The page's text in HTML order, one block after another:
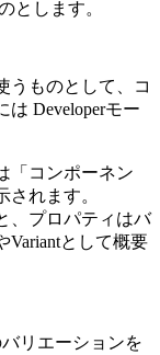
とします。
うものとして、コ
は Developerモー
「コンポーネン
されます。
、プロパティはバ
Variantとして概要
リエーションを